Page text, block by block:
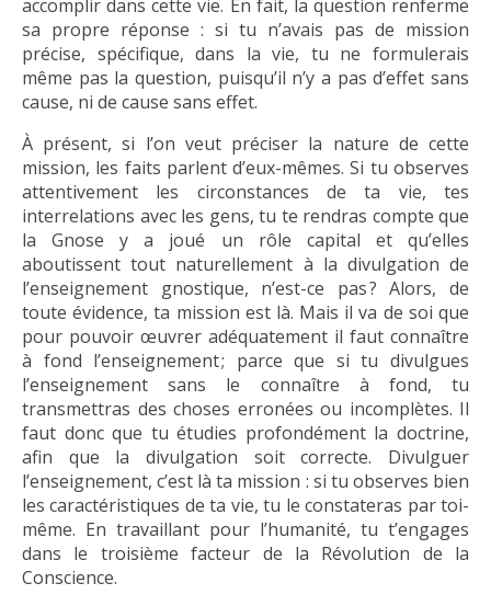
accomplir dans cette vie. En fait, la question renferme
sa propre réponse : si tu n’avais pas de mission
précise, spécifique, dans la vie, tu ne formulerais
même pas la question, puisqu’il n’y a pas d’effet sans
cause, ni de cause sans effet.
À présent, si l’on veut préciser la nature de cette
mission, les faits parlent d’eux-mêmes. Si tu observes
attentivement les circonstances de ta vie, tes
interrelations avec les gens, tu te rendras compte que
la Gnose y a joué un rôle capital et qu’elles
aboutissent tout naturellement à la divulgation de
l’enseignement gnostique, n’est-ce pas ? Alors, de
toute évidence, ta mission est là. Mais il va de soi que
pour pouvoir œuvrer adéquatement il faut connaître
à fond l’enseignement ; parce que si tu divulgues
l’enseignement sans le connaître à fond, tu
transmettras des choses erronées ou incomplètes. Il
faut donc que tu étudies profondément la doctrine,
afin que la divulgation soit correcte. Divulguer
l’enseignement, c’est là ta mission : si tu observes bien
les caractéristiques de ta vie, tu le constateras par toi-
même. En travaillant pour l’humanité, tu t’engages
dans le troisième facteur de la Révolution de la
Conscience.